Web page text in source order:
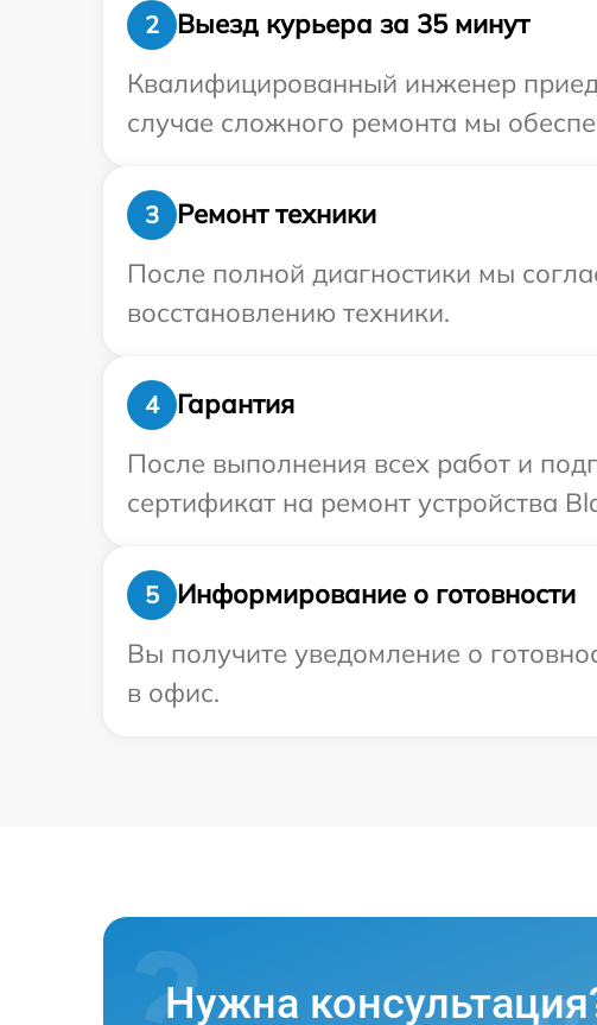
2
Выезд курьера за 35 минут
Квалифицированный инженер
случае сложного ремонта мы
3
Ремонт техники
После полной диагностики мы
восстановлению техники.
4
Гарантия
После выполнения всех работ и
сертификат на ремонт устройства
5
Информирование о готовности
Вы получите уведомление о
в офис.
Нужна